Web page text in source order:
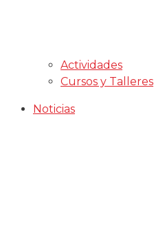
Actividades
Cursos y Talleres
Noticias